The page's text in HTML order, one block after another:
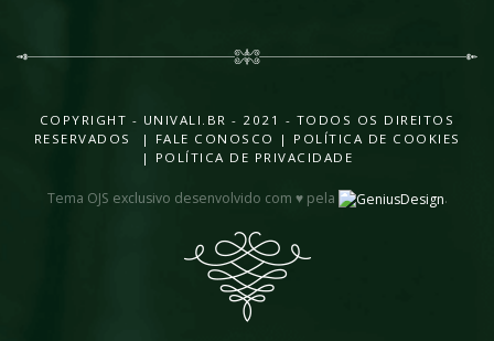
COPYRIGHT - UNIVALI.BR - 2021 - TODOS OS DIREITOS
RESERVADOS |
FALE CONOSCO | POLÍTICA DE COOKIES
| POLÍTICA DE PRIVACIDADE
Tema OJS exclusivo desenvolvido com ♥ pela .